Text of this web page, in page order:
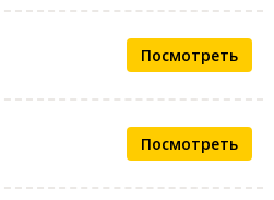
Посмотреть
Посмотреть